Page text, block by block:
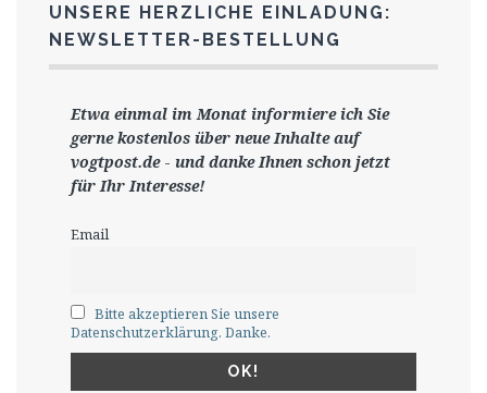
UNSERE HERZLICHE EINLADUNG:
NEWSLETTER-BESTELLUNG
Etwa einmal im Monat informiere ich Sie
gernekostenlos über neue Inhalte auf
vogtpost.de- und danke Ihnen schon jetzt
für Ihr Interesse!
Email
Bitte akzeptieren Sie unsere
Datenschutzerklärung. Danke.